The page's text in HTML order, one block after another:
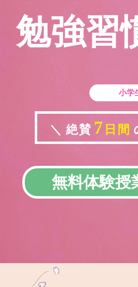
勉強習
小学
＼ 絶賛 7 日間
無料体験授